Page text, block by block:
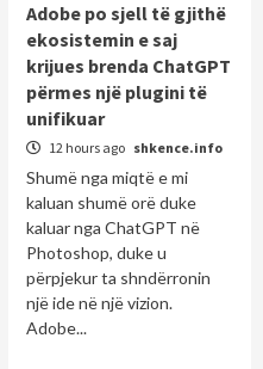
Adobe po sjell të gjithë
ekosistemin e saj
krijues brenda ChatGPT
përmes një plugini të
unifikuar
12 hours ago shkence.info
Shumë nga miqtë e mi
kaluan shumë orë duke
kaluar nga ChatGPT në
Photoshop, duke u
përpjekur ta shndërronin
një ide në një vizion.
Adobe...